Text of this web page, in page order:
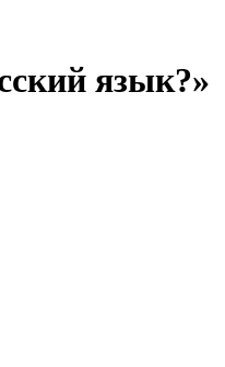
язык?»